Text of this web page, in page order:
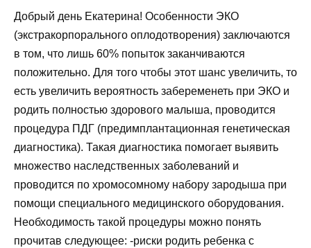
Добрый день Екатерина! Особенности ЭКО
(экстракорпорального оплодотворения) заключаются
в том, что лишь 60% попыток заканчиваются
положительно. Для того чтобы этот шанс увеличить, то
есть увеличить вероятность забеременеть при ЭКО и
родить полностью здорового малыша, проводится
процедура ПДГ (предимплантационная генетическая
диагностика). Такая диагностика помогает выявить
множество наследственных заболеваний и
проводится по хромосомному набору зародыша при
помощи специального медицинского оборудования.
Необходимость такой процедуры можно понять
прочитав следующее: -риски родить ребенка с